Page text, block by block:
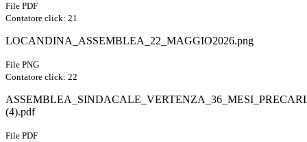
File PDF
Contatore click: 21
LOCANDINA_ASSEMBLEA_22_MAGGIO2026.png
File PNG
Contatore click: 22
(4).pdf
File PDF